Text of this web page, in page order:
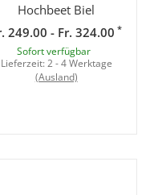
Hochbeet Biel
249.00 - Fr. 324.00 *
Sofort verfügbar
Lieferzeit: 2 - 4 Werktage
(Ausland)